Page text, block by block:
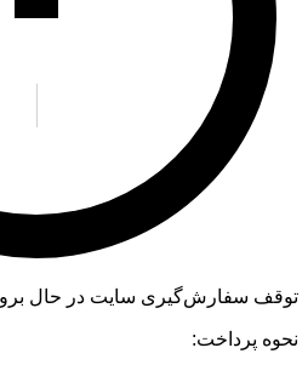
توقف سفارش‌گیری سایت در حال
نحوه پرداخت: